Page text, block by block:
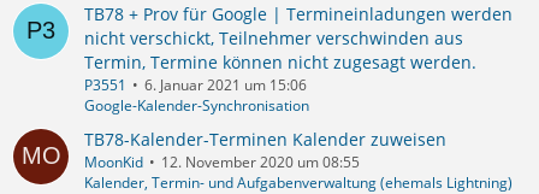
TB78 + Prov für Google | Termineinladungen werden
nicht verschickt, Teilnehmer verschwinden aus
Termin, Termine können nicht zugesagt werden.
P3551
6. Januar 2021 um 15:06
Google-Kalender-Synchronisation
TB78-Kalender-Terminen Kalender zuweisen
MoonKid
12. November 2020 um 08:55
Kalender, Termin- und Aufgabenverwaltung (ehemals Lightning)